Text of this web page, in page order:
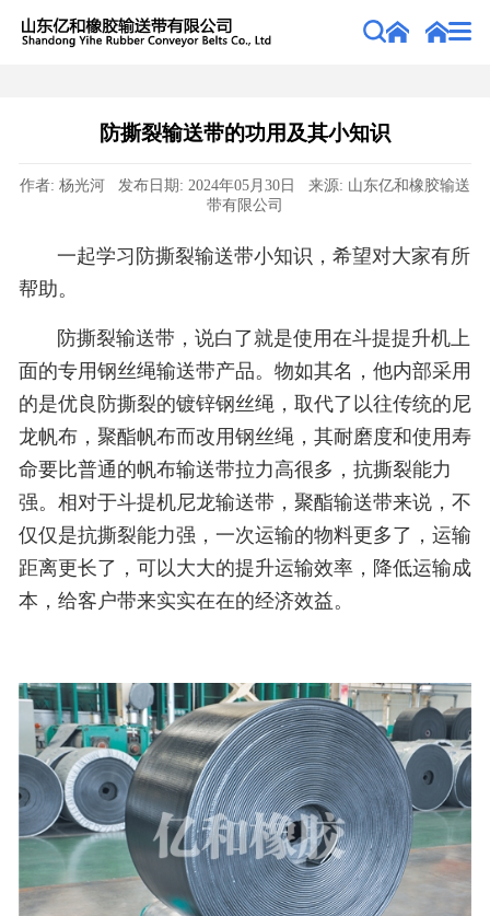
防撕裂输送带的功用及其小知识
作者: 杨光河 发布日期: 2024年05月30日 来源: 山东亿和橡胶输送
带有限公司
一起学习防撕裂输送带小知识，希望对大家有所
帮助。
防撕裂输送带，说白了就是使用在斗提提升机上
面的专用钢丝绳输送带产品。物如其名，他内部采用
的是优良防撕裂的镀锌钢丝绳，取代了以往传统的尼
龙帆布，聚酯帆布而改用钢丝绳，其耐磨度和使用寿
命要比普通的帆布输送带拉力高很多，抗撕裂能力
强。相对于斗提机尼龙输送带，聚酯输送带来说，不
仅仅是抗撕裂能力强，一次运输的物料更多了，运输
距离更长了，可以大大的提升运输效率，降低运输成
本，给客户带来实实在在的经济效益。